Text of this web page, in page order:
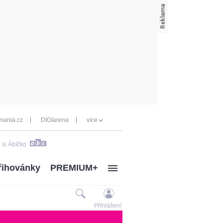
DIGIarena více
si Ábíčko
PREMIUM+
Přihlášení